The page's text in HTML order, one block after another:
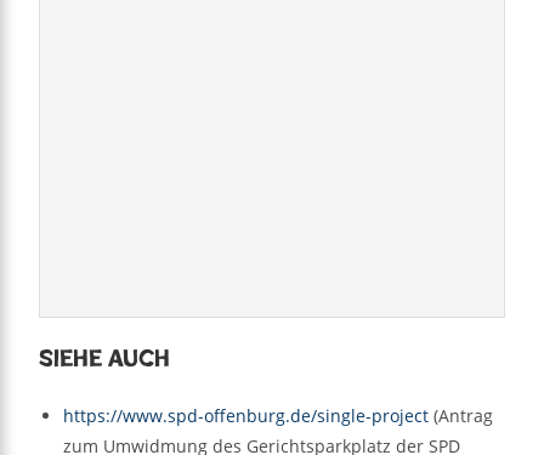
Siehe auch
https://www.spd-offenburg.de/single-project (Antrag
zum Umwidmung des Gerichtsparkplatz der SPD